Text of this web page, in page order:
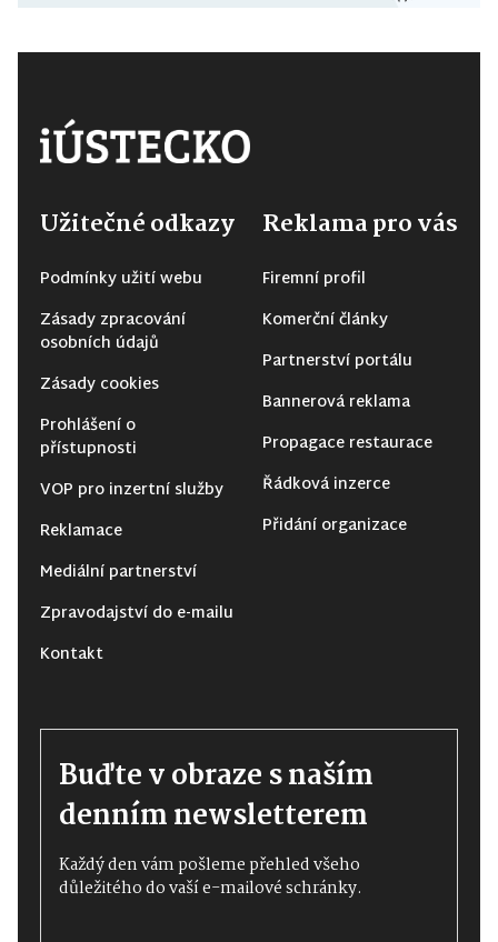
Užitečné odkazy
Podmínky užití webu
Zásady zpracování
osobních údajů
Zásady cookies
Prohlášení o
přístupnosti
VOP pro inzertní služby
Reklamace
Mediální partnerství
Zpravodajství do e-mailu
Kontakt
Reklama pro vás
Firemní profil
Komerční články
Partnerství portálu
Bannerová reklama
Propagace restaurace
Řádková inzerce
Přidání organizace
Buďte v obraze s naším
denním newsletterem
Každý den vám pošleme přehled všeho
důležitého do vaší e-mailové schránky.